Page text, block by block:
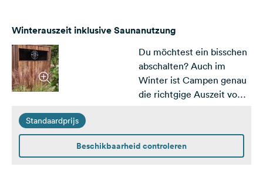
anschauen.&nbsp;
Winterauszeit inklusive Saunanutzung
Du möchtest ein bisschen
abschalten? Auch im
Winter ist Campen genau
die richtgige Auszeit vom
auf und lassen Dich
entspannen. Genieße
Standaardprijs
Beschikbaarheid controleren